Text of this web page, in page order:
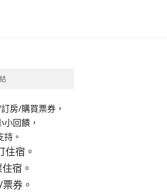
房/購買票券，
回饋，
持。
住宿。
宿。
券。